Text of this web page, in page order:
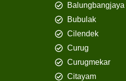
Balungbangjaya
Bubulak
Cilendek
Curug
Curugmekar
Citayam